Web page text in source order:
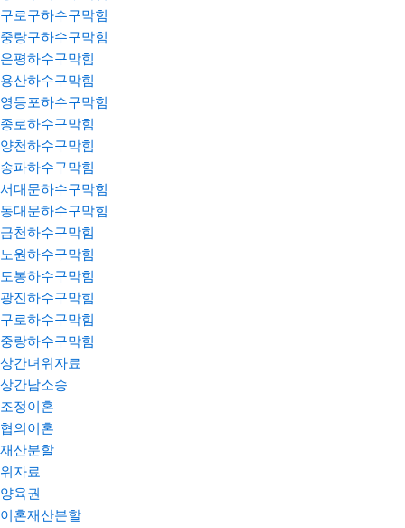
구로구하수구막힘
중랑구하수구막힘
은평하수구막힘
용산하수구막힘
영등포하수구막힘
종로하수구막힘
양천하수구막힘
송파하수구막힘
서대문하수구막힘
동대문하수구막힘
금천하수구막힘
노원하수구막힘
도봉하수구막힘
광진하수구막힘
구로하수구막힘
중랑하수구막힘
상간녀위자료
상간남소송
조정이혼
협의이혼
재산분할
위자료
양육권
이혼재산분할